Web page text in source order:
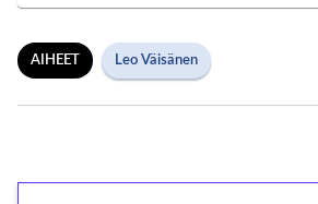
AIHEET Leo Väisänen